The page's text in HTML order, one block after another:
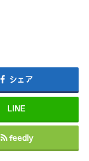
シェア
LINE
feedly